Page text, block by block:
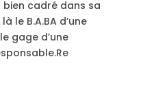
cadré dans sa
le B.A.BA d’une
gage d’une